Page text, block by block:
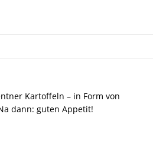
Kartoffeln – in Form von
dann: guten Appetit!